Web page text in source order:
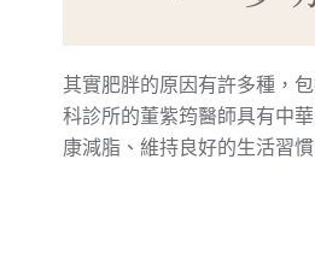
其實肥胖的原因有許多種，
科診所的董紫筠醫師具有中
康減脂、維持良好的生活習慣